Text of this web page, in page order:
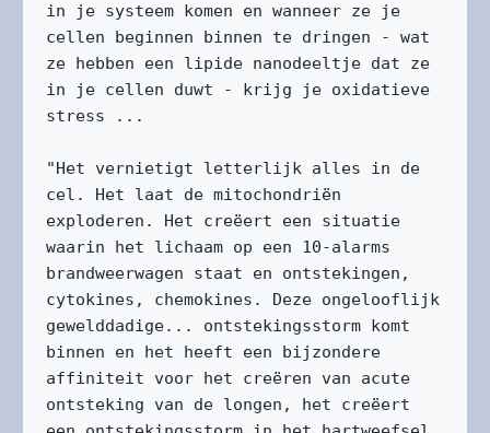
in je systeem komen en wanneer ze je
cellen beginnen binnen te dringen - wat
ze hebben een lipide nanodeeltje dat ze
in je cellen duwt - krijg je oxidatieve
stress ...
"Het vernietigt letterlijk alles in de
cel. Het laat de mitochondriën
exploderen. Het creëert een situatie
waarin het lichaam op een 10-alarms
brandweerwagen staat en ontstekingen,
cytokines, chemokines. Deze ongelooflijk
gewelddadige... ontstekingsstorm komt
binnen en het heeft een bijzondere
affiniteit voor het creëren van acute
ontsteking van de longen, het creëert